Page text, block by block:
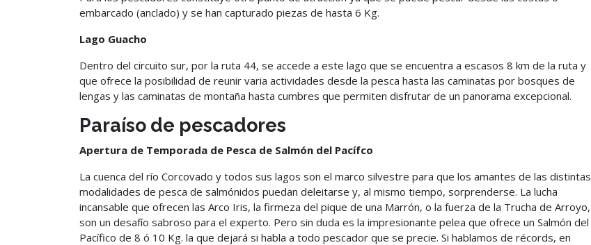
embarcado (anclado) y se han capturado piezas de hasta 6 Kg.
Lago Guacho
Dentro del circuito sur, por la ruta 44, se accede a este lago que se encuentra a escasos 8 km de la ruta y
que ofrece la posibilidad de reunir varia actividades desde la pesca hasta las caminatas por bosques de
lengas y las caminatas de montaña hasta cumbres que permiten disfrutar de un panorama excepcional.
Paraíso de pescadores
Apertura de Temporada de Pesca de Salmón del Pacífco
La cuenca del río Corcovado y todos sus lagos son el marco silvestre para que los amantes de las distintas
modalidades de pesca de salmónidos puedan deleitarse y, al mismo tiempo, sorprenderse. La lucha
incansable que ofrecen las Arco Iris, la firmeza del pique de una Marrón, o la fuerza de la Trucha de Arroyo,
son un desafío sabroso para el experto. Pero sin duda es la impresionante pelea que ofrece un Salmón del
Pacífico de 8 ó 10 Kg. la que dejará si habla a todo pescador que se precie. Si hablamos de récords, en